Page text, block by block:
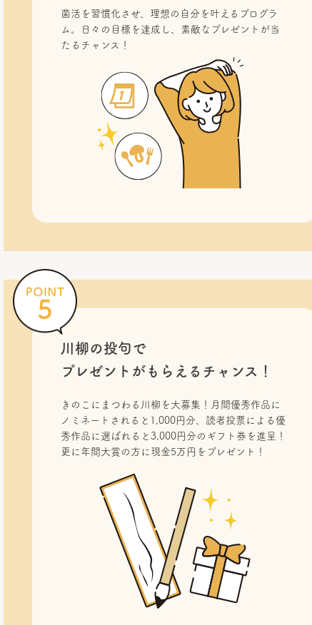
菌活を習慣化させ、理想の自分を叶えるプログラ
ム。日々の目標を達成し、素敵なプレゼントが当
たるチャンス！
川柳の投句で
プレゼントがもらえるチャンス！
きのこにまつわる川柳を大募集！月間優秀作品に
ノミネートされると1,000円分、読者投票による優
秀作品に選ばれると3,000円分のギフト券を進呈！
更に年間大賞の方に現金5万円をプレゼント！